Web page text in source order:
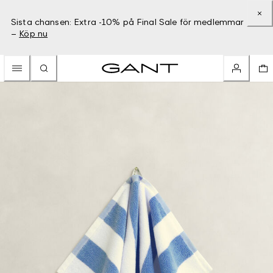
Sista chansen: Extra -10% på Final Sale för medlemmar
– Köp nu